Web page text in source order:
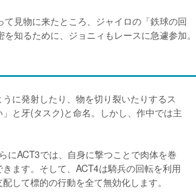
見物に来たところ、ジャイロの「鉄球の回
知るために、ジョニィもレースに急遽参加。
に発射したり、物を切り裂いたりするス
と牙(タスク)と命名。しかし、作中では主
にACT3では、自身に撃つことで肉体を巻
ます。そして、ACT4は騎兵の回転を利用
して標的の行動を全て無効化します。